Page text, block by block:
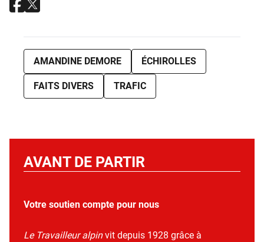
AMANDINE DEMORE ÉCHIROLLES
FAITS DIVERS TRAFIC
AVANT DE PARTIR
Votre soutien compte pour nous
Le Travailleur alpinvit depuis 1928 grâce à